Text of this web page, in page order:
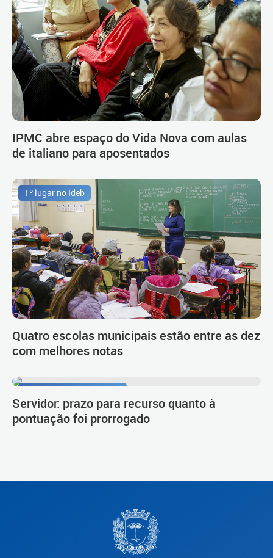
IPMC abre espaço do Vida Nova com aulas
de italiano para aposentados
1º lugar no Ideb
Quatro escolas municipais estão entre as dez
com melhores notas
Servidor: prazo para recurso quanto à
pontuação foi prorrogado